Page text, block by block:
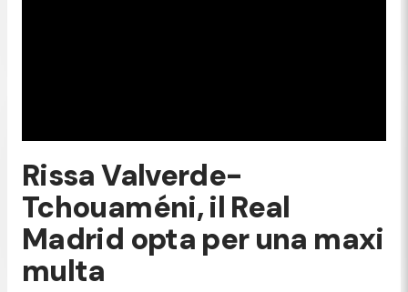
Rissa Valverde-
Tchouaméni, il Real
Madrid opta per una maxi
multa